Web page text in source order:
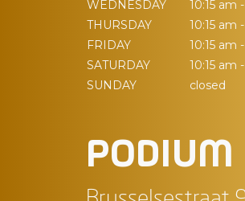
WEDNESDAY
10:15 am
THURSDAY
10:15 am
FRIDAY
10:15 am
SATURDAY
10:15 am
SUNDAY
closed
PODIUM